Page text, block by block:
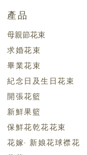
產品
母親節花束
求婚花束
畢業花束
紀念日及生日花束
開張花籃
新鮮果籃
保鮮花乾花花束
花嫁- 新娘花球襟花